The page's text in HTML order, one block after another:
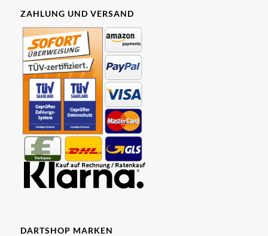
ZAHLUNG UND VERSAND
DARTSHOP MARKEN